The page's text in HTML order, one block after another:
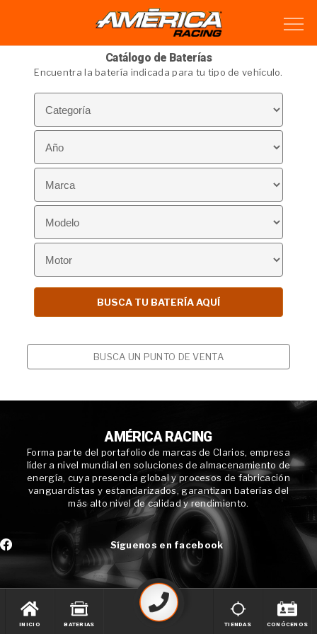
Catálogo de Baterías
Encuentra la batería indicada para tu tipo de vehículo.
BUSCA UN PUNTO DE VENTA
AMÉRICA RACING
Forma parte del portafolio de marcas de Clarios, empresa
líder a nivel mundial en soluciones de almacenamiento de
energía, cuya presencia global y procesos de fabricación
vanguardistas y estandarizados, garantizan baterías del
más alto nivel de calidad y rendimiento.
Síguenos en facebook
INICIO BATERIAS TIENDAS CONÓCENOS